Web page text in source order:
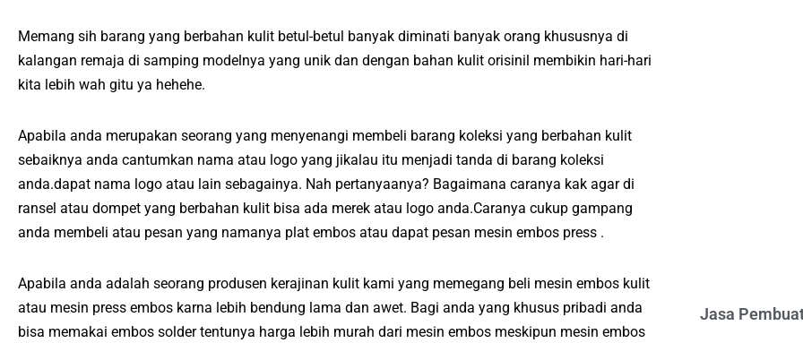
Memang sih barang yang berbahan kulit betul-betul banyak diminati banyak orang khususnya di
kalangan remaja di samping modelnya yang unik dan dengan bahan kulit orisinil membikin hari-hari
kita lebih wah gitu ya hehehe.
Apabila anda merupakan seorang yang menyenangi membeli barang koleksi yang berbahan kulit
sebaiknya anda cantumkan nama atau logo yang jikalau itu menjadi tanda di barang koleksi
anda.dapat nama logo atau lain sebagainya. Nah pertanyaanya? Bagaimana caranya kak agar di
ransel atau dompet yang berbahan kulit bisa ada merek atau logo anda.Caranya cukup gampang
anda membeli atau pesan yang namanya plat embos atau dapat pesan mesin embos press .
Apabila anda adalah seorang produsen kerajinan kulit kami yang memegang beli mesin embos kulit
atau mesin press embos karna lebih bendung lama dan awet. Bagi anda yang khusus pribadi anda
bisa memakai embos solder tentunya harga lebih murah dari mesin embos meskipun mesin embos
Jasa